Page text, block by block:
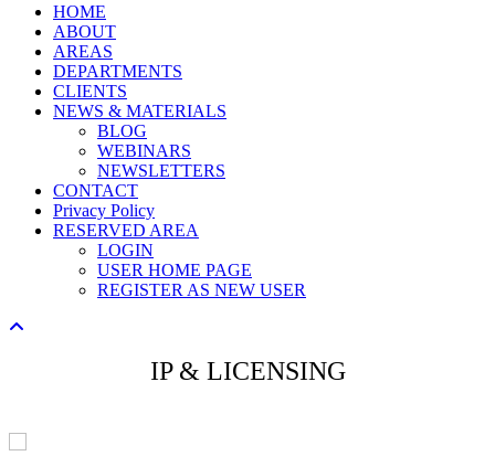
Close
Menu
HOME
ABOUT
AREAS
DEPARTMENTS
CLIENTS
NEWS & MATERIALS
BLOG
WEBINARS
NEWSLETTERS
CONTACT
Privacy Policy
RESERVED AREA
LOGIN
USER HOME PAGE
REGISTER AS NEW USER
IP & LICENSING